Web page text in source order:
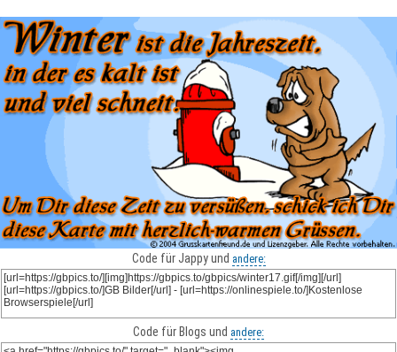
Code für Jappy und andere:
Code für Blogs und andere: